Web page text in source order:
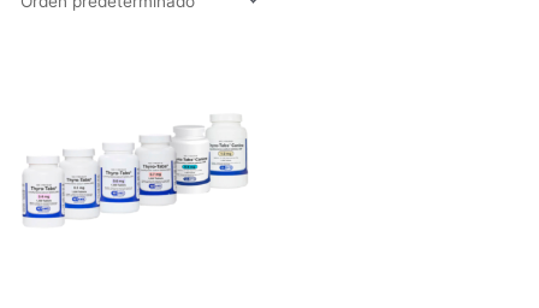
desde
$81.400
hasta
$186.600